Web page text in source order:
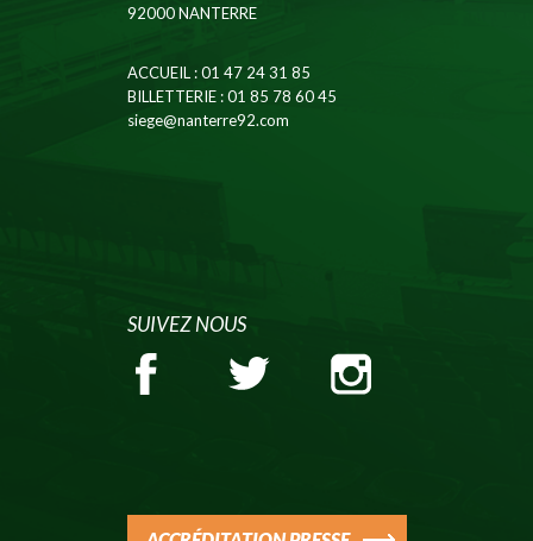
92000 NANTERRE
ACCUEIL: 01 47 24 31 85
BILLETTERIE: 01 85 78 60 45
siege@nanterre92.com
SUIVEZ NOUS